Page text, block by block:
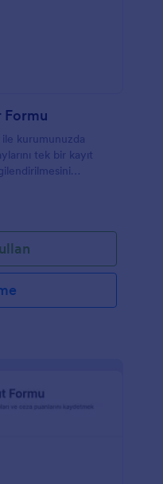
Formu
kurumunuzda
tek bir kayıt